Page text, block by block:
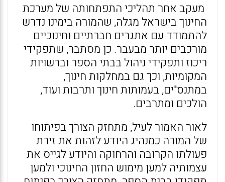
מעקב אחר תהליכי התפתחותה של מערכת
החינוך בישראל מגלה, שהמורה בימינו נדרש
להתמודד עם אתגרים חברתיים וחינוכיים
מורכבים יותר מבעבר. כן מסתבר, שתפקידי
ריכוז ותפקידי ניהול בבתי הספר וברשויות
המקומיות, וכך גם במחלקות חינוך,
במתנס"ים, בעמותות חינוך ותרבות ועוד,
הולכים ומתרבים.
לאור האמור לעיל, מתחזק הצורך בפיתוחו
של המורה כמנהיג היודע לזהות את זירת
פעולתו הקרובה והרחוקה והיודע לגייס את
עצמותיה למען מימוש החזון החינוכי ולמען